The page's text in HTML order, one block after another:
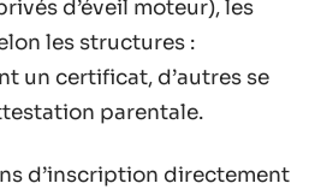
d’éveil moteur), les
les structures :
un certificat, d’autres se
parentale.
d’inscription directement